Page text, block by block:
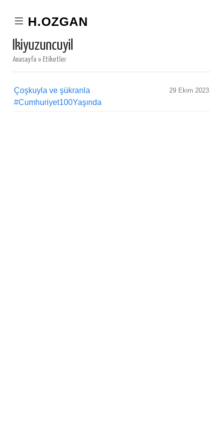
H.OZGAN
Ikiyuzuncuyil
Anasayfa » Etiketler
29 Ekim 2023
Çoşkuyla ve şükranla
#Cumhuriyet100Yaşında